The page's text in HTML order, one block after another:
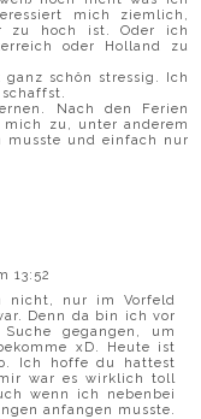
mich ziemlich,
zu hoch ist. Oder ich
oder Holland zu
schön stressig. Ich
Nach den Ferien
mich zu, unter anderem
musste und einfach nur
13:52
nicht, nur im Vorfeld
Denn da bin ich vor
gegangen, um
xD. Heute ist
Ich hoffe du hattest
war es wirklich toll
wenn ich nebenbei
anfangen musste.